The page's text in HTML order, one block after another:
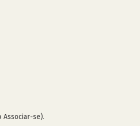
Associar-se).